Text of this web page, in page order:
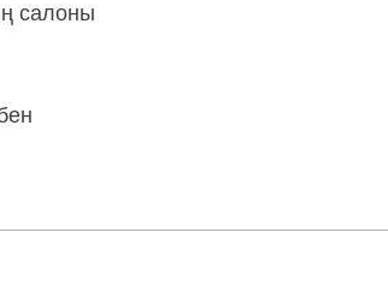
салоны